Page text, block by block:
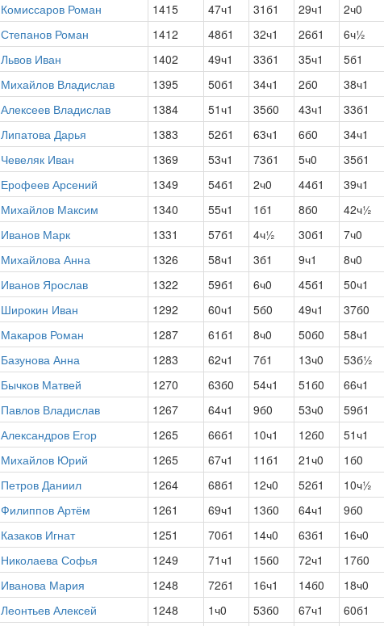
Комиссаров Роман 1415 47ч1 31б1 29ч1 2ч0
Степанов Роман 1412 48б1 32ч1 26б1 6ч½
Львов Иван 1402 49ч1 33б1 35ч1 5б1
Михайлов Владислав 1395 50б1 34ч1 2б0 38ч1
Алексеев Владислав 1384 51ч1 35б0 43ч1 33б1
Липатова Дарья 1383 52б1 63ч1 6б0 34ч1
Чевеляк Иван 1369 53ч1 73б1 5ч0 35б1
Ерофеев Арсений 1349 54б1 2ч0 44б1 39ч1
Михайлов Максим 1340 55ч1 1б1 8б0 42ч½
Иванов Марк 1331 57б1 4ч½ 30б1 7ч0
Михайлова Анна 1326 58ч1 3б1 9ч1 8ч0
Иванов Ярослав 1322 59б1 6ч0 45б1 50ч1
Широкин Иван 1292 60ч1 5б0 49ч1 37б0
Макаров Роман 1287 61б1 8ч0 50б0 58ч1
Базунова Анна 1283 62ч1 7б1 13ч0 53б½
Бычков Матвей 1270 63б0 54ч1 51б0 66ч1
Павлов Владислав 1267 64ч1 9б0 53ч0 59б1
Александров Егор 1265 66б1 10ч1 12б0 51ч1
Михайлов Юрий 1265 67ч1 11б1 21ч0 1б0
Петров Даниил 1264 68б1 12ч0 52б1 10ч½
Филиппов Артём 1261 69ч1 13б0 64ч1 9б0
Казаков Игнат 1251 70б1 14ч0 63б1 16ч0
Николаева Софья 1249 71ч1 15б0 72ч1 17б0
Иванова Мария 1248 72б1 16ч1 14б0 18ч0
Леонтьев Алексей 1248 1ч0 53б0 67ч1 60б1